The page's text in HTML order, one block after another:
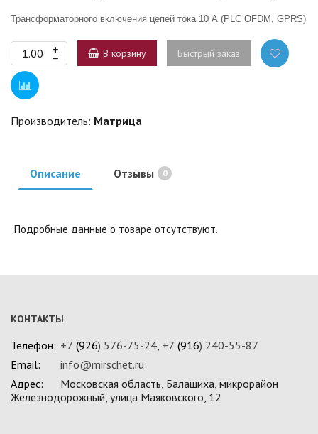
Трансформаторного включения цепей тока 10 А (PLC OFDM, GPRS)
В корзину Быстрый заказ
Производитель: Матрица
Описание Отзывы 0
Подробные данные о товаре отсутствуют.
КОНТАКТЫ
Телефон: +7 (926) 576-75-24 +7 (916) 240-55-87
Email:
info@mirschet.ru
Адрес:
Московская область, Балашиха, микрорайон
Железнодорожный, улица Маяковского, 12